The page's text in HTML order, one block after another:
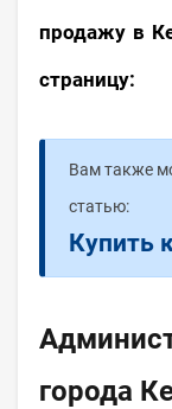
продажу в
страницу:
Вам также
статью:
Купить
города